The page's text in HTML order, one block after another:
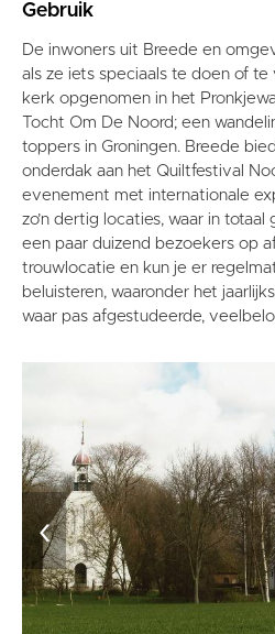
Gebruik
De inwoners uit Breede en
als ze iets speciaals te doen of
kerk opgenomen in het
Tocht Om De Noord; een
toppers in Groningen. Breede
onderdak aan het Quiltfestival
evenement met internationale
zo’n dertig locaties, waar in
een paar duizend bezoekers op
trouwlocatie en kun je er
beluisteren, waaronder het
waar pas afgestudeerde,
‹